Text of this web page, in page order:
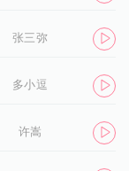
张三弥
多小逗
许嵩